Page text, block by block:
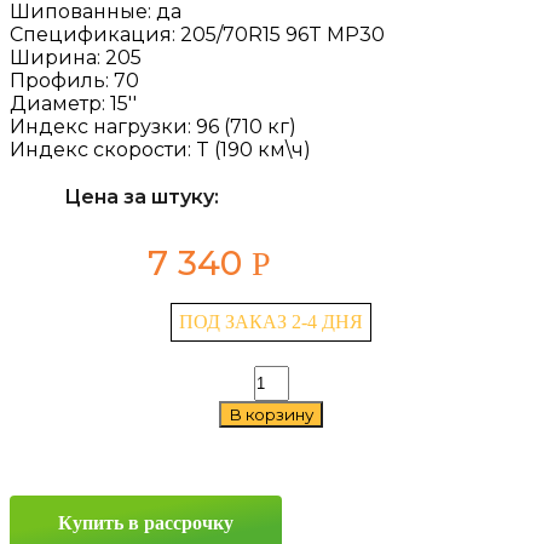
Шипованные: да
Спецификация: 205/70R15 96T MP30
Ширина: 205
Профиль: 70
Диаметр: 15''
Индекс нагрузки: 96 (710 кг)
Индекс скорости: T (190 км\ч)
Цена за штуку:
7 340 Р
ПОД ЗАКАЗ 2-4 ДНЯ
Количество
товара
Torero
96T
В корзину
Купить в рассрочку